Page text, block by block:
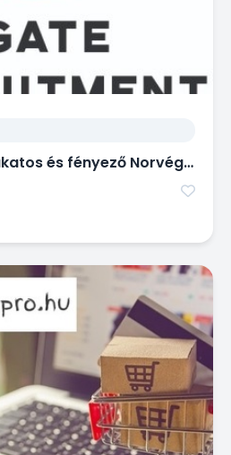
Autókarosszérialakatos és fényező Norvégia